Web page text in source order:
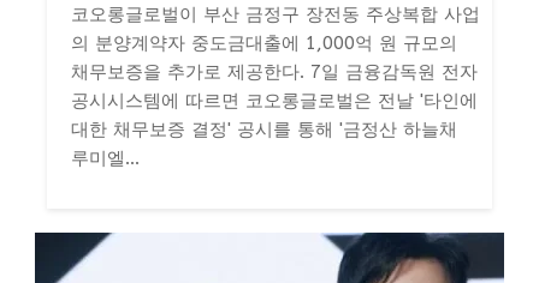
코오롱글로벌이 부산 금정구 장전동 주상복합 사업
의 분양계약자 중도금대출에 1,000억 원 규모의
채무보증을 추가로 제공한다. 7일 금융감독원 전자
공시시스템에 따르면 코오롱글로벌은 전날 '타인에
대한 채무보증 결정' 공시를 통해 '금정산 하늘채
루미엘...